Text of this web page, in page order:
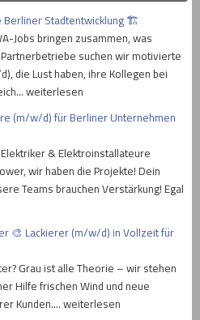
Berliner Stadtentwicklung 🏗
Jobs bringen zusammen, was
suchen wir motivierte
die Lust haben, ihre Kollegen bei
weiterlesen
(m/w/d) für Berliner Unternehmen
& Elektroinstallateure
wir haben die Projekte! Dein
Teams brauchen Verstärkung! Egal
🎨 Lackierer (m/w/d) in Vollzeit für
Grau ist alle Theorie – wir stehen
Hilfe frischen Wind und neue
Kunden.… weiterlesen